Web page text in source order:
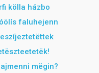
kölla házbo
faluhejenn
mëgin?